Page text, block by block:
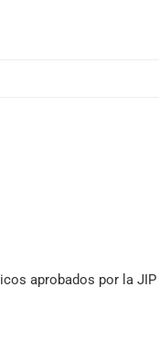
aprobados por la JIP